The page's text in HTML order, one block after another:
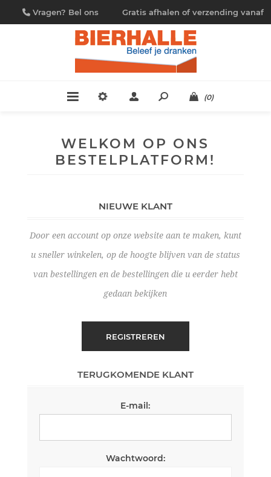
Vragen? Bel ons
09/230.88.44
Gratis afhalen of verzending vanaf
€ 4,95
(0)
WELKOM OP ONS
BESTELPLATFORM!
NIEUWE KLANT
Door een account op onze website aan te maken, kunt
u sneller winkelen, op de hoogte blijven van de status
van bestellingen en de bestellingen die u eerder hebt
gedaan bekijken
REGISTREREN
TERUGKOMENDE KLANT
E-mail:
Wachtwoord: